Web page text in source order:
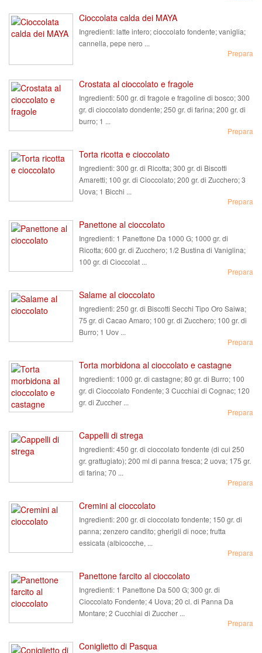
Cioccolata calda dei MAYA
Ingredienti:latte intero; cioccolato fondente; vaniglia;
cannella, pepe nero ...
Prepara
Crostata al cioccolato e fragole
Ingredienti:500 gr. di fragole e fragoline di bosco; 300
gr. di cioccolato dondente; 250 gr. di farina; 200 gr. di
burro; 1 ...
Prepara
Torta ricotta e cioccolato
Ingredienti:300 gr. di Ricotta; 300 gr. di Biscotti
Amaretti; 100 gr. di Cioccolato; 200 gr. di Zucchero; 3
Uova; 1 Bicchi ...
Prepara
Panettone al cioccolato
Ingredienti: 1 Panettone Da 1000 G; 1000 gr. di
Ricotta; 600 gr. di Zucchero; 1/2 Bustina di Vaniglina;
100 gr. di Cioccolat ...
Prepara
Salame al cioccolato
Ingredienti:250 gr. di Biscotti Secchi Tipo Oro Saiwa;
75 gr. di Cacao Amaro; 100 gr. di Zucchero; 100 gr. di
Burro; 1 Uov ...
Prepara
Torta morbidona al cioccolato e castagne
Ingredienti: 1000 gr. di castagne; 80 gr. di Burro; 100
gr. di Cioccolato Fondente; 3 Cucchiai di Cognac; 120
gr. di Zuccher ...
Prepara
Cappelli di strega
Ingredienti:450 gr. di cioccolato fondente (di cui 250
gr. grattugiato); 200 ml di panna fresca; 2 uova; 175 gr.
di farina; 70 ...
Prepara
Cremini al cioccolato
Ingredienti:200 gr. di cioccolato fondente; 150 gr. di
panna; zenzero candito; gherigli di noce; frutta
essicata (albicocche, ...
Prepara
Panettone farcito al cioccolato
Ingredienti: 1 Panettone Da 500 G; 300 gr. di
Cioccolato Fondente; 4 Uova; 20 cl. di Panna Da
Montare; 2 Cucchiai di Zuccher ...
Prepara
Coniglietto di Pasqua